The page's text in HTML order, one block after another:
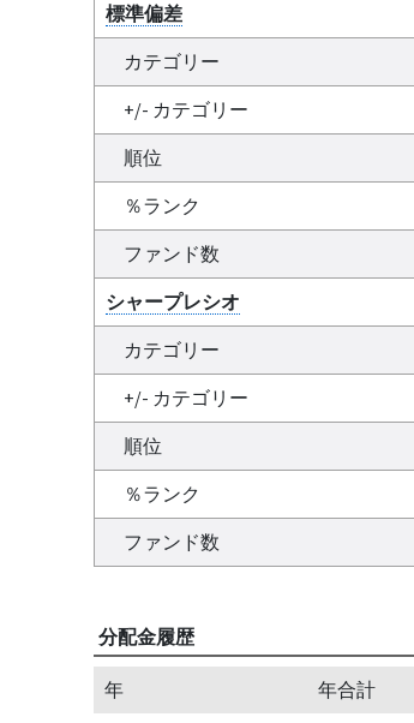
標準偏差
カテゴリー
+/- カテゴリー
順位
％ランク
ファンド数
シャープレシオ
カテゴリー
+/- カテゴリー
順位
％ランク
ファンド数
分配金履歴
年 年合計